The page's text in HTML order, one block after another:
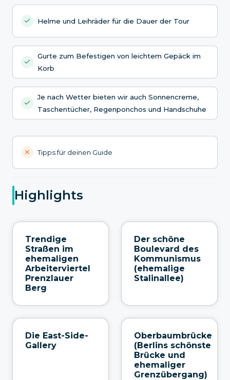
Helme und Leihräder für die Dauer der Tour
Gurte zum Befestigen von leichtem Gepäck im
Korb
Je nach Wetter bieten wir auch Sonnencreme,
Taschentücher, Regenponchos und Handschuhe
Tipps für deinen Guide
Highlights
Trendige
Straßen im
ehemaligen
Arbeiterviertel
Prenzlauer
Berg
Der schöne
Boulevard des
Kommunismus
(ehemalige
Stalinallee)
Die East-Side-
Gallery
Oberbaumbrücke
(Berlins schönste
Brücke und
ehemaliger
Grenzübergang)